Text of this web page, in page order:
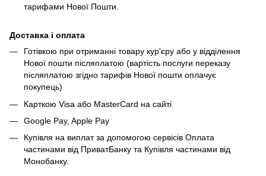
тарифами Нової Пошти.
Доставка і оплата
Готівкою при отриманні товару кур'єру або у відділення
Нової пошти післяплатою (вартість послуги переказу
післяплатою згідно тарифів Нової пошти оплачує
покупець)
Карткою Visa або MasterCard на сайті
Google Pay, Apple Pay
Купівля на виплат за допомогою сервісів Оплата
частинами від ПриватБанку та Купівля частинами від
Монобанку.